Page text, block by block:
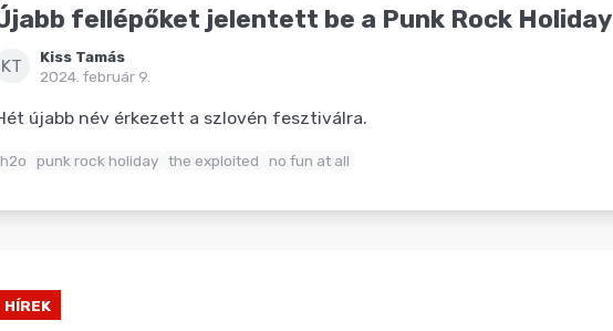
fellépőket jelentett be a Punk Rock Holiday
KT
Kiss Tamás
2024. február 9.
újabb név érkezett a szlovén fesztiválra.
h2o punk rock holiday the exploited no fun at all
HÍREK